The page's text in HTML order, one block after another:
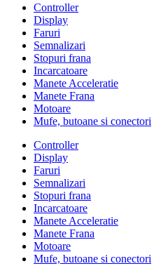
Controller
Display
Faruri
Semnalizari
Stopuri frana
Incarcatoare
Manete Acceleratie
Manete Frana
Motoare
Mufe, butoane si conectori
Controller
Display
Faruri
Semnalizari
Stopuri frana
Incarcatoare
Manete Acceleratie
Manete Frana
Motoare
Mufe, butoane si conectori